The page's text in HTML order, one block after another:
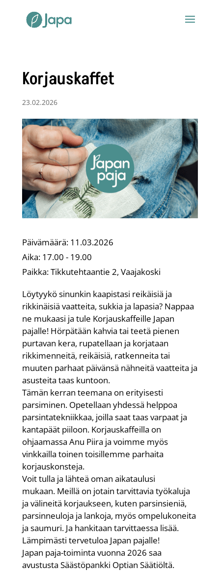
Korjauskaffet
23.02.2026
Päivämäärä: 11.03.2026
Aika: 17.00 - 19.00
Paikka:Tikkutehtaantie 2, Vaajakoski
Löytyykö sinunkin kaapistasi reikäisiä ja
rikkinäisiä vaatteita, sukkia ja lapasia? Nappaa
ne mukaasi ja tule Korjauskaffeille Japan
pajalle! Hörpätään kahvia tai teetä pienen
purtavan kera, rupatellaan ja korjataan
rikkimenneitä, reikäisiä, ratkenneita tai
muuten parhaat päivänsä nähneitä vaatteita ja
asusteita taas kuntoon.
Tämän kerran teemana on erityisesti
parsiminen. Opetellaan yhdessä helppoa
parsintatekniikkaa, joilla saat taas varpaat ja
kantapäät piiloon. Korjauskaffeilla on
ohjaamassa Anu Piira ja voimme myös
vinkkailla toinen toisillemme parhaita
korjauskonsteja.
Voit tulla ja lähteä oman aikataulusi
mukaan. Meillä on jotain tarvittavia työkaluja
ja välineitä korjaukseen, kuten parsinsieniä,
parsinneuloja ja lankoja, myös ompelukoneita
ja saumuri. Ja hankitaan tarvittaessa lisää.
Lämpimästi tervetuloa Japan pajalle!
Japan paja-toiminta vuonna 2026 saa
avustusta Säästöpankki Optian Säätiöltä.